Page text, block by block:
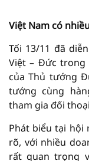
Việt Nam có
Tối 13/11 đã
Việt – Đức trong
của Thủ tướng
tướng cùng
tham gia đối
Phát biểu tại hội
rõ, với nhiều
rất quan trọng